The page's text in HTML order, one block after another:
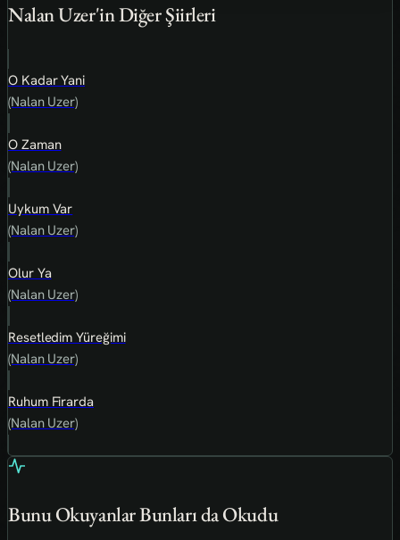
Nalan Uzer'in Diğer Şiirleri
O Kadar Yani
(Nalan Uzer)
O Zaman
(Nalan Uzer)
Uykum Var
(Nalan Uzer)
Olur Ya
(Nalan Uzer)
Resetledim Yüreğimi
(Nalan Uzer)
Ruhum Firarda
(Nalan Uzer)
Bunu Okuyanlar Bunları da Okudu